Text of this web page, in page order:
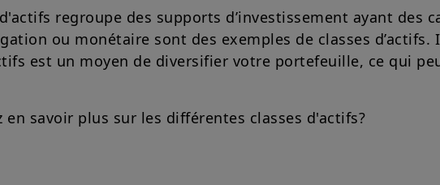
regroupe des supports d’investissement ayant des
ou monétaire sont des exemples de classes
est un moyen de diversifier votre portefeuille, ce qui
en savoir plus sur les différentes classes d'actifs?